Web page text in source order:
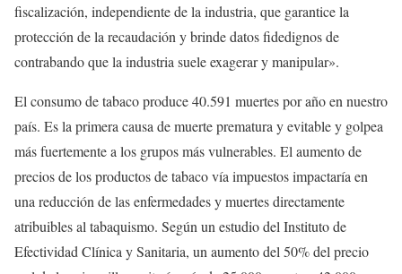
fiscalización, independiente de la industria, que garantice la
protección de la recaudación y brinde datos fidedignos de
contrabando que la industria suele exagerar y manipular».
El consumo de tabaco produce 40.591 muertes por año en nuestro
país. Es la primera causa de muerte prematura y evitable y golpea
más fuertemente a los grupos más vulnerables. El aumento de
precios de los productos de tabaco vía impuestos impactaría en
una reducción de las enfermedades y muertes directamente
atribuibles al tabaquismo. Según un estudio del Instituto de
Efectividad Clínica y Sanitaria, un aumento del 50% del precio